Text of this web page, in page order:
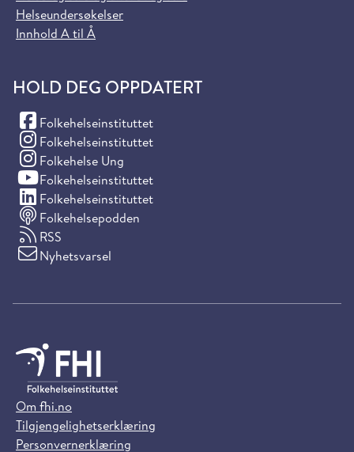
Helseundersøkelser
Innhold A til Å
HOLD DEG OPPDATERT
Folkehelseinstituttet
(Facebook)
Folkehelseinstituttet
(Instagram)
Folkehelse Ung
(Instagram)
Folkehelseinstituttet
(YouTube)
Folkehelseinstituttet
(LinkedIn)
Folkehelsepodden
RSS
Nyhetsvarsel
Om fhi.no
Tilgjengelighetserklæring
Personvernerklæring